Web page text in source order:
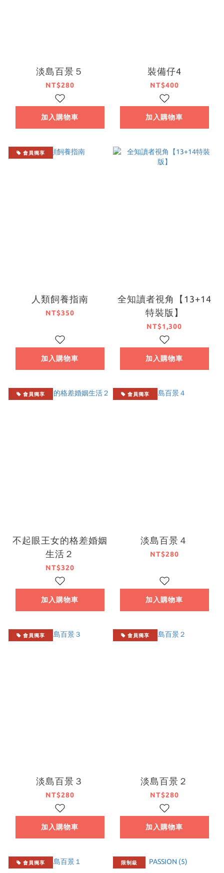
淡島百景５
NT$280
加入購物車
裝備仔4
NT$400
加入購物車
會員獨享
人類飼養指南
NT$350
加入購物車
全知讀者視角【13+14
特裝版】
NT$1,300
加入購物車
會員獨享
不起眼王女的格差婚姻
生活２
NT$320
加入購物車
會員獨享
淡島百景４
NT$280
加入購物車
會員獨享
淡島百景３
NT$280
加入購物車
會員獨享
淡島百景２
NT$280
加入購物車
會員獨享 限制級